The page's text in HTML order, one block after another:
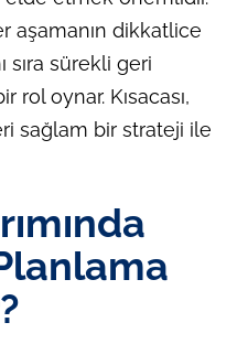
aşamanın dikkatlice
sıra sürekli geri
oynar. Kısacası,
sağlam bir strateji ile